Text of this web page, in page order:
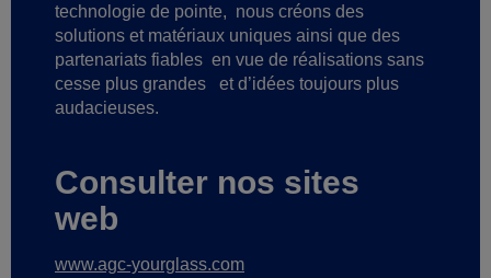
technologie de pointe, nous créons des
solutions et matériaux uniques ainsi que des
partenariats fiables en vue de réalisations sans
cesse plus grandes
et d’idées toujours plus
audacieuses.
Consulter nos sites
web
www.agc-yourglass.com